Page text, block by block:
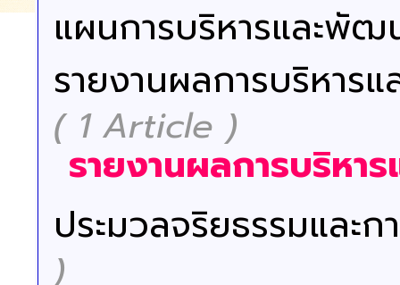
แผนการบริหารและพั
รายงานผลการบริหาร
( 1 Article )
รายงานผลการบริหา
ประมวลจริยธรรมและ
)